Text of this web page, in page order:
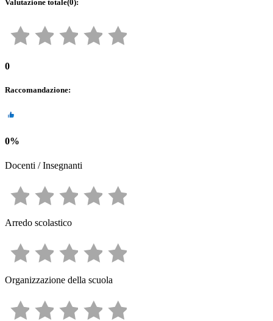
Valutazione totale(0):
0
Raccomandazione:
0%
Docenti / Insegnanti
Arredo scolastico
Organizzazione della scuola